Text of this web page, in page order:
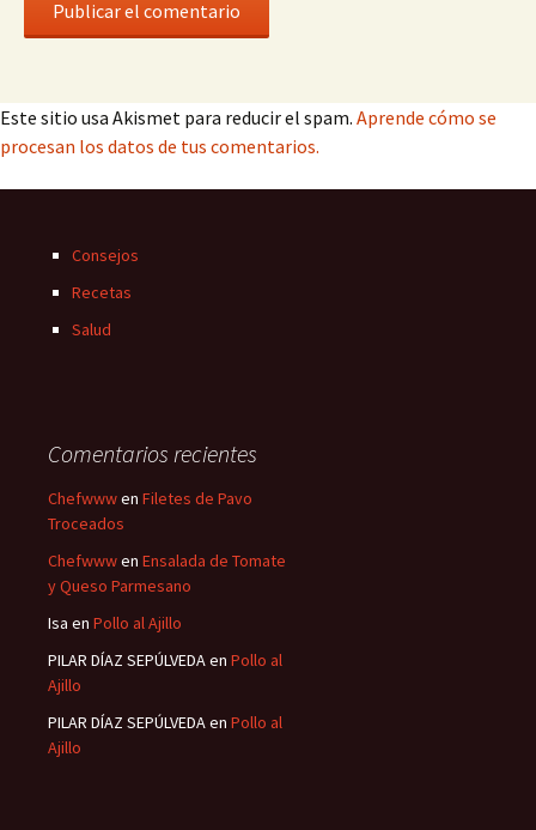
Este sitio usa Akismet para reducir el spam. Aprende cómo se
procesan los datos de tus comentarios.
Consejos
Recetas
Salud
Comentarios recientes
Chefwwwen Filetes de Pavo
Troceados
Chefwwwen Ensalada de Tomate
y Queso Parmesano
Isa en Pollo al Ajillo
PILAR DÍAZ SEPÚLVEDAen Pollo al
Ajillo
PILAR DÍAZ SEPÚLVEDAen Pollo al
Ajillo